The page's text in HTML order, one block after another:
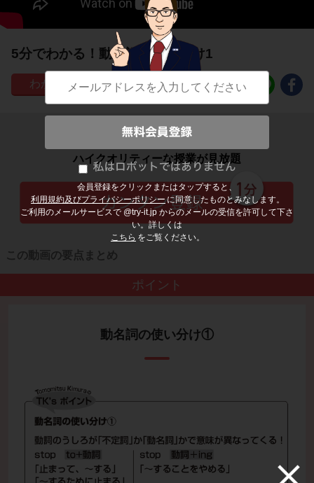
会員登録をクリックまたはタップすると、
利用規約及びプライバシーポリシー に同意したものとみなします。
ご利用のメールサービスで @try-it.jp からのメールの受信を許可して下さ
い。詳しくは
こちら をご覧ください。
5分でわかる！動名詞の使い分け1
128
子どもの勉強から大人の学び直しまで
ハイクオリティーな授業が見放題
この動画の要点まとめ
ポイント
動名詞の使い分け①